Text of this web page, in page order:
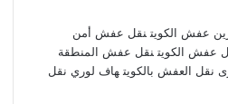
عفش الكويت نقل عفش أمن
عفش الكويت نقل عفش المنطقة
نقل العفش بالكويت هاف لوري نقل